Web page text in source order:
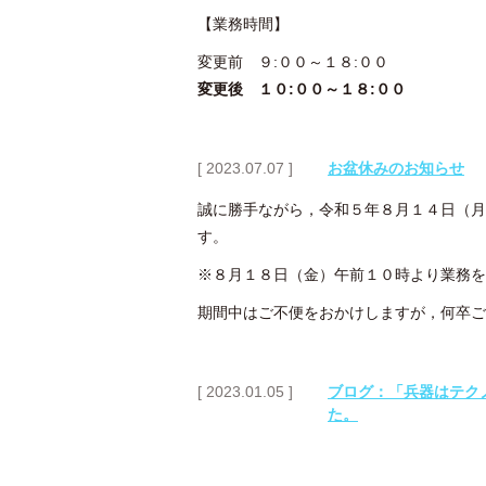
【業務時間】
変更前 ９:００～１８:００
変更後 １０:００～１８:００
[ 2023.07.07 ] お盆休みのお知らせ
誠に勝手ながら，令和５年８月１４日（
す。
※８月１８日（金）午前１０時より業務
期間中はご不便をおかけしますが，何卒
[ 2023.01.05 ]
ブログ：「兵器はテ
た。